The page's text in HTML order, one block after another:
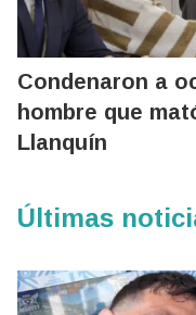
Condenaron a
hombre que
Llanquín
Últimas